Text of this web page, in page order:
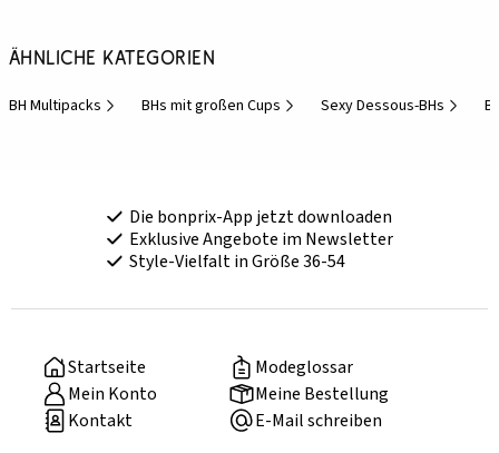
Ähnliche Kategorien
BH Multipacks BHs mit großen Cups Sexy Dessous-BHs
Die bonprix-App jetzt downloaden
Exklusive Angebote im Newsletter
Style-Vielfalt in Größe 36-54
Startseite
Modeglossar
Mein Konto
Meine Bestellung
Kontakt
E-Mail schreiben